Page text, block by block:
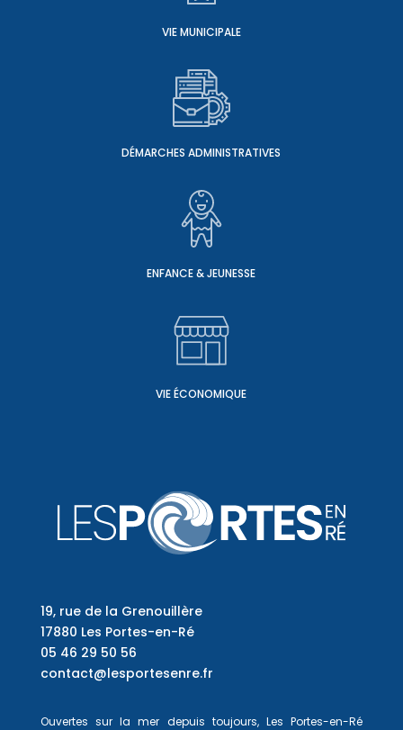
VIE MUNICIPALE
DÉMARCHES ADMINISTRATIVES
ENFANCE & JEUNESSE
VIE ÉCONOMIQUE
19, rue de la Grenouillère
17880 Les Portes-en-Ré
05 46 29 50 56
contact@lesportesenre.fr
Ouvertes sur la mer depuis toujours, Les Portes-en-Ré